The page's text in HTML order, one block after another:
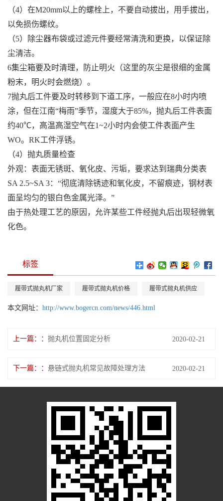
（4）在M20mm以上的螺栓上，不要自动拔出，用手拔出，
以免损伤螺纹。
（5）除尘器布袋或过滤元件要经常清洗和更换，以保证除
尘清洁。
6集尘箱要及时清理，防止明火（这里的灰尘是很细的金属
粉末，明火时会燃烧）。
7抛丸后工件要及时转移到下道工序，一般应在8小时内喷
涂，但在江南“梅雨”季节，湿度大于85%，抛丸后工件表面
约40℃，高温高湿空气在1~2小时内会使工件表面产生
WO。RK工件浮锈。
（4）抛丸质量检查
外观：表面无锈斑、氧化皮、污垢，要求达到瑞典分类表
SA 2.5~SA 3：“彻底清除锈迹和氧化皮，不留痕迹，钢材表
面呈均匀的银白色金属光泽。”
由于热处理工艺的原因，允许某些工件经抛丸后出现轻微氧
化色。
标签
履带式抛丸机厂家 履带式抛丸机价格 履带式抛丸机供应
本文网址： http://www.bogercn.com/news/446.html
上一篇： 抛丸机位置固定分析 2020-02-21
下一篇： 悬链式抛丸机常见故障处理方法 2020-02-21